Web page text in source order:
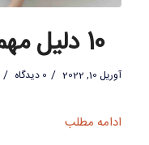
10 دلیل مهم بدرفتاری کودکان
آوریل 10, 2022 / 0 دیدگاه /
ادامه مطلب